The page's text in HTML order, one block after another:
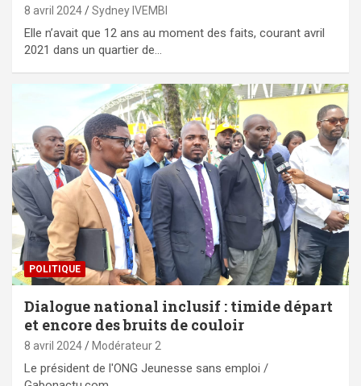
8 avril 2024 Sydney IVEMBI
Elle n’avait que 12 ans au moment des faits, courant avril
2021 dans un quartier de…
POLITIQUE
Dialogue national inclusif : timide départ
et encore des bruits de couloir
8 avril 2024 Modérateur 2
Le président de l'ONG Jeunesse sans emploi /